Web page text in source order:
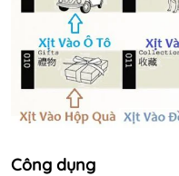
Công dụng